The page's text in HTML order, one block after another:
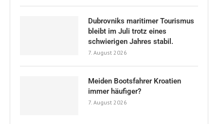
Dubrovniks maritimer Tourismus
bleibt im Juli trotz eines
schwierigen Jahres stabil.
7. August 2026
Meiden Bootsfahrer Kroatien
immer häufiger?
7. August 2026